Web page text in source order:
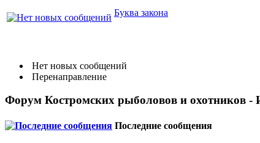
Буква закона
Нет новых сообщений
Перенаправление
Форум Костромских рыболовов и охотников
Последние сообщения